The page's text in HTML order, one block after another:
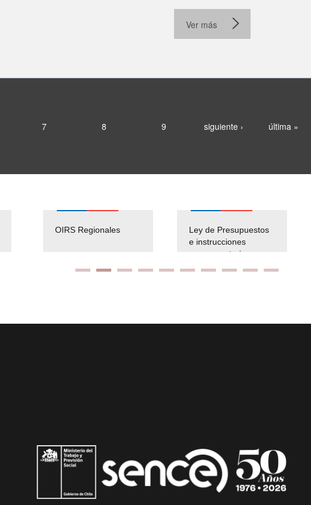
Ver más
7 8 9 siguiente › última »
OIRS Regionales
Ley de Presupuestos
e instrucciones
presuspuetarias